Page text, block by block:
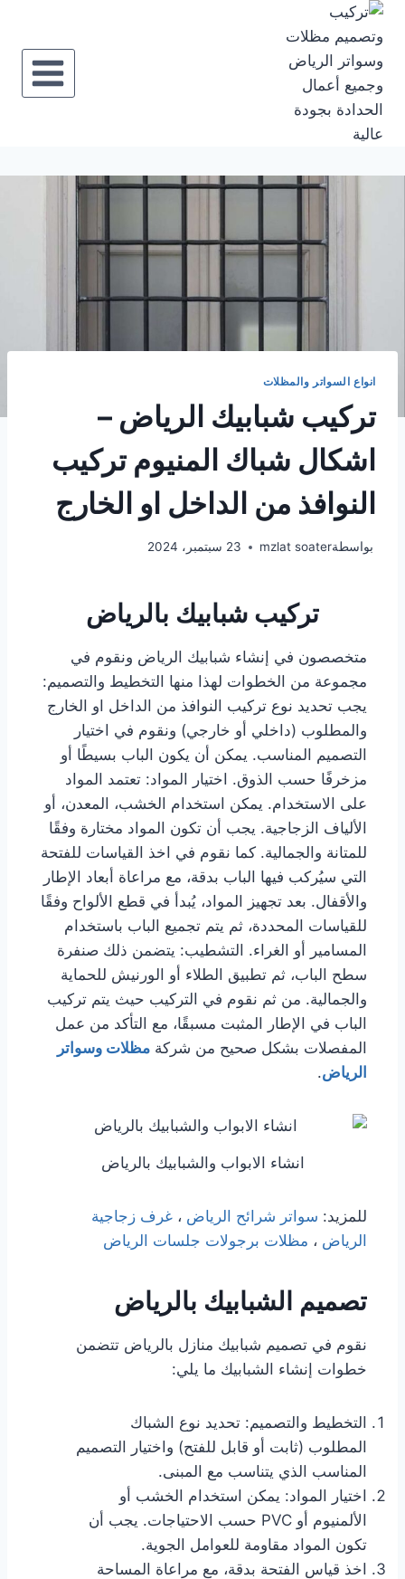
انواع السواتر والمظلات
تركيب شبابيك الرياض –
اشكال شباك المنيوم تركيب
النوافذ من الداخل او الخارج
بواسطةmzlat soater 23 سبتمبر، 2024
تركيب شبابيك بالرياض
متخصصون في إنشاء شبابيك الرياض ونقوم في
مجموعة من الخطوات لهذا منها التخطيط والتصميم:
يجب تحديد نوع تركيب النوافذ من الداخل او الخارج
والمطلوب (داخلي أو خارجي) ونقوم في اختيار
التصميم المناسب. يمكن أن يكون الباب بسيطًا أو
مزخرفًا حسب الذوق. اختيار المواد: تعتمد المواد
على الاستخدام. يمكن استخدام الخشب، المعدن، أو
الألياف الزجاجية. يجب أن تكون المواد مختارة وفقًا
للمتانة والجمالية. كما نقوم في اخذ القياسات للفتحة
التي سيُركب فيها الباب بدقة، مع مراعاة أبعاد الإطار
والأقفال. بعد تجهيز المواد، يُبدأ في قطع الألواح وفقًا
للقياسات المحددة، ثم يتم تجميع الباب باستخدام
المسامير أو الغراء. التشطيب: يتضمن ذلك صنفرة
سطح الباب، ثم تطبيق الطلاء أو الورنيش للحماية
والجمالية. من ثم نقوم في التركيب حيث يتم تركيب
الباب في الإطار المثبت مسبقًا، مع التأكد من عمل
المفصلات بشكل صحيح من شركة مظلات وسواتر
الرياض.
انشاء الابواب والشبابيك بالرياض
للمزيد: سواتر شرائح الرياض ، غرف زجاجية
الرياض ، مظلات برجولات جلسات الرياض
تصميم الشبابيك بالرياض
نقوم في تصميم شبابيك منازل بالرياض تتضمن
خطوات إنشاء الشبابيك ما يلي:
التخطيط والتصميم: تحديد نوع الشباك
المطلوب (ثابت أو قابل للفتح) واختيار التصميم
المناسب الذي يتناسب مع المبنى.
اختيار المواد: يمكن استخدام الخشب أو
الألمنيوم أو PVC حسب الاحتياجات. يجب أن
تكون المواد مقاومة للعوامل الجوية.
اخذ قياس الفتحة بدقة، مع مراعاة المساحة